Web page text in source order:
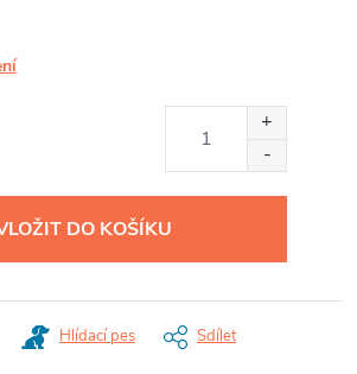
DO KOŠÍKU
Hlídací pes Sdílet